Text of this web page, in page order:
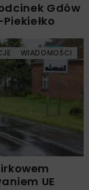
Gdów
WIADOMOŚCI
UE